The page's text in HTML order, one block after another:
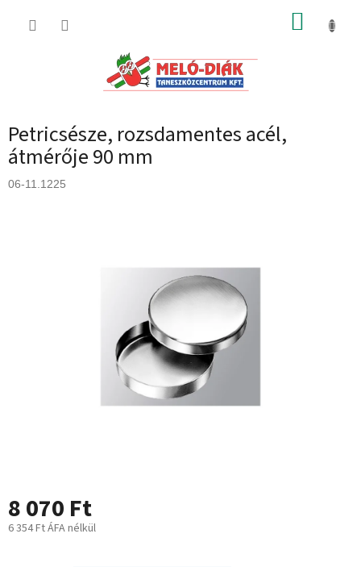
KOSÁR
Petricsésze, rozsdamentes acél,
átmérője 90 mm
06-11.1225
8 070 Ft
6 354 Ft ÁFA nélkül